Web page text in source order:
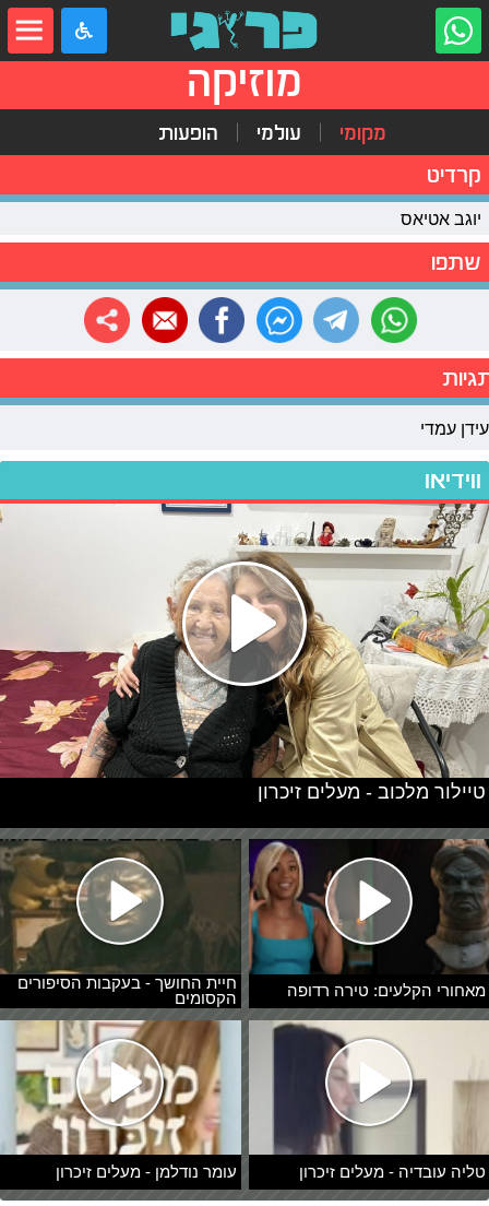
מוזיקה
מקומי עולמי הופעות
קרדיט
יוגב אטיאס
שתפו
עידן עמדי
ווידיאו
מאחורי הקלעים: טירה רדופה
חיית החושך - בעקבות הסיפורים
הקסומים
טליה עובדיה - מעלים זיכרון עומר נודלמן - מעלים זיכרון
טיילור מלכוב - מעלים זיכרון